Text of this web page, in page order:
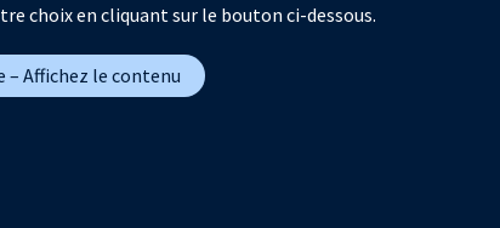
choix en cliquant sur le bouton ci-dessous.
– Affichez le contenu